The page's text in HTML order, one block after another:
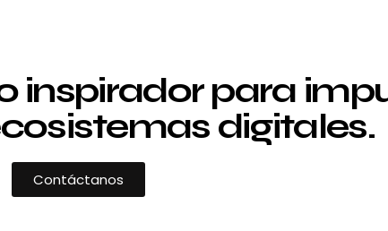
inspirador para
digitales.
Contáctanos